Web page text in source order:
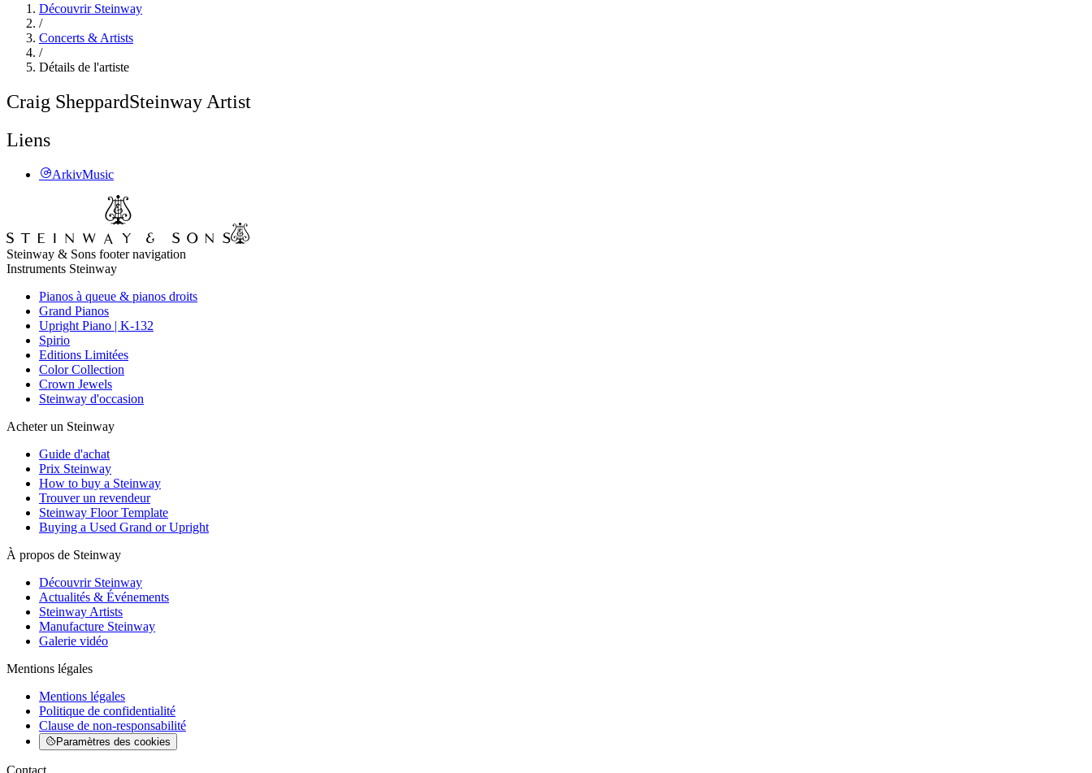
Découvrir Steinway
/
Concerts & Artists
/
Détails de l'artiste
Craig SheppardSteinway Artist
Liens
ArkivMusic
Steinway & Sons footer navigation
Instruments Steinway
Pianos à queue & pianos droits
Grand Pianos
Upright Piano | K-132
Spirio
Editions Limitées
Color Collection
Crown Jewels
Steinway d'occasion
Acheter un Steinway
Guide d'achat
Prix Steinway
How to buy a Steinway
Trouver un revendeur
Steinway Floor Template
Buying a Used Grand or Upright
À propos de Steinway
Découvrir Steinway
Actualités & Événements
Steinway Artists
Manufacture Steinway
Galerie vidéo
Mentions légales
Mentions légales
Politique de confidentialité
Clause de non-responsabilité
Paramètres des cookies
Contact